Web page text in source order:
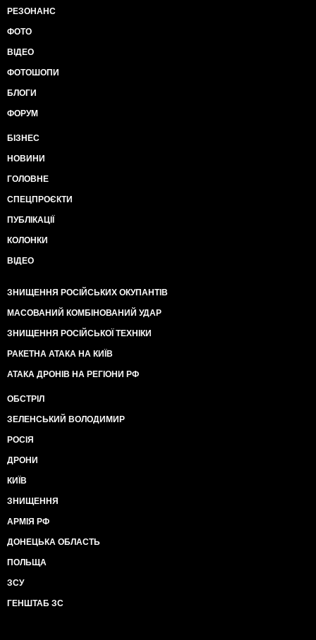
РЕЗОНАНС
ФОТО
ВІДЕО
ФОТОШОПИ
БЛОГИ
ФОРУМ
БІЗНЕС
НОВИНИ
ГОЛОВНЕ
СПЕЦПРОЄКТИ
ПУБЛІКАЦІЇ
КОЛОНКИ
ВІДЕО
ЗНИЩЕННЯ РОСІЙСЬКИХ ОКУПАНТІВ
МАСОВАНИЙ КОМБІНОВАНИЙ УДАР
ЗНИЩЕННЯ РОСІЙСЬКОЇ ТЕХНІКИ
РАКЕТНА АТАКА НА КИЇВ
АТАКА ДРОНІВ НА РЕГІОНИ РФ
ОБСТРІЛ
ЗЕЛЕНСЬКИЙ ВОЛОДИМИР
РОСІЯ
ДРОНИ
КИЇВ
ЗНИЩЕННЯ
АРМІЯ РФ
ДОНЕЦЬКА ОБЛАСТЬ
ПОЛЬЩА
ЗСУ
ГЕНШТАБ ЗС